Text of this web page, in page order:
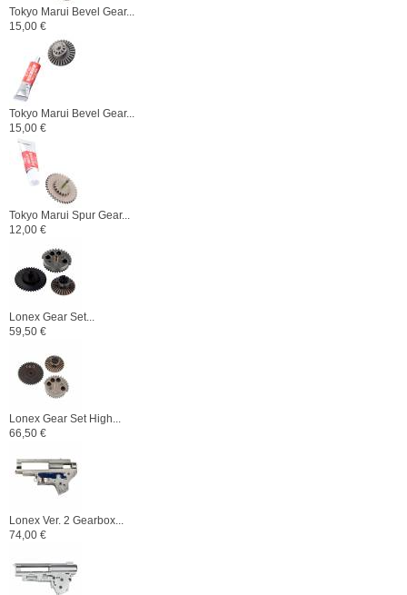
Tokyo Marui Bevel Gear...
15,00 €
Tokyo Marui Bevel Gear...
15,00 €
Tokyo Marui Spur Gear...
12,00 €
Lonex Gear Set...
59,50 €
Lonex Gear Set High...
66,50 €
Lonex Ver. 2 Gearbox...
74,00 €